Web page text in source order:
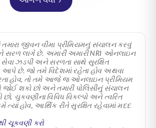
જીવન વીમા પ્રીમિયમનું સંચાલન કરવું
લાગે છે. અમારી અમારી NRI ઓનલાઇન
ઝડપી અને સરળતા સાથે સુરક્ષિત
આપે છે. જો તમે વિદેશમાં રહેતા હોવ અથવા
હોવ, તો તમે આજે જ ઓનલાઇન પ્રીમિયમ
જોઈ શકો છો અને તમારી પોલિસીનું સંચાલન
છો. ચુકવણીના વિવિધ વિકલ્પો અને ત્વરિત
હોવ, આર્થિક રીતે સુરક્ષિત રહેવામાં મદદ
ચૂકવણી કરો